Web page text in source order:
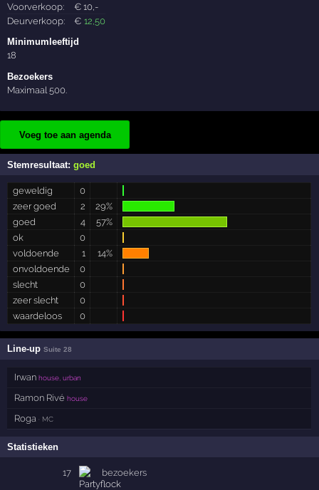
Voorverkoop:
€10,-
Deurverkoop:
€ 12,50
Minimumleeftijd
18
Bezoekers
Maximaal 500.
Voeg toe aan agenda
Stemresultaat:goed
geweldig
0
zeer goed
2
29%
goed
4
57%
ok
0
voldoende
1
14%
onvoldoende
0
slecht
0
zeer slecht
0
waardeloos
0
Line-upSuite 28
Irwan house, urban
Ramon Rivé house
Roga · MC
Statistieken
17 bezoekers